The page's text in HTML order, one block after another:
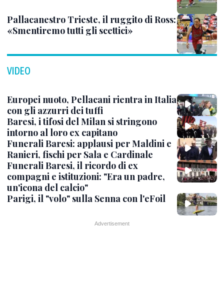
Pallacanestro Trieste, il ruggito di Ross:
«Smentiremo tutti gli scettici»
VIDEO
Europei nuoto, Pellacani rientra in Italia
con gli azzurri dei tuffi
Baresi, i tifosi del Milan si stringono
intorno al loro ex capitano
Funerali Baresi: applausi per Maldini e
Ranieri, fischi per Sala e Cardinale
Funerali Baresi, il ricordo di ex
compagni e istituzioni: "Era un padre,
un'icona del calcio"
Parigi, il "volo" sulla Senna con l'eFoil